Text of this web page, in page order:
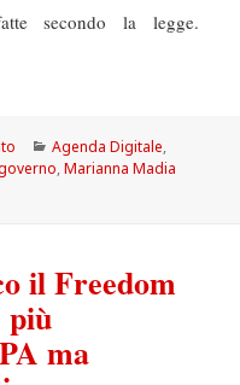
secondo la legge.
cambierà, ecco come.
Categorie
Agenda Digitale,
,Marianna Madia
il Freedom
ma